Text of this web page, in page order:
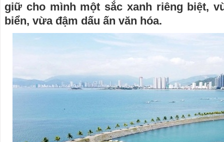
giữ cho mình một sắc xanh riêng biệt,
biển, vừa đậm dấu ấn văn hóa.